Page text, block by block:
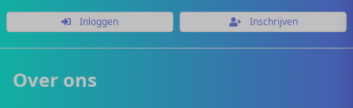
Inloggen Inschrijven
Over ons